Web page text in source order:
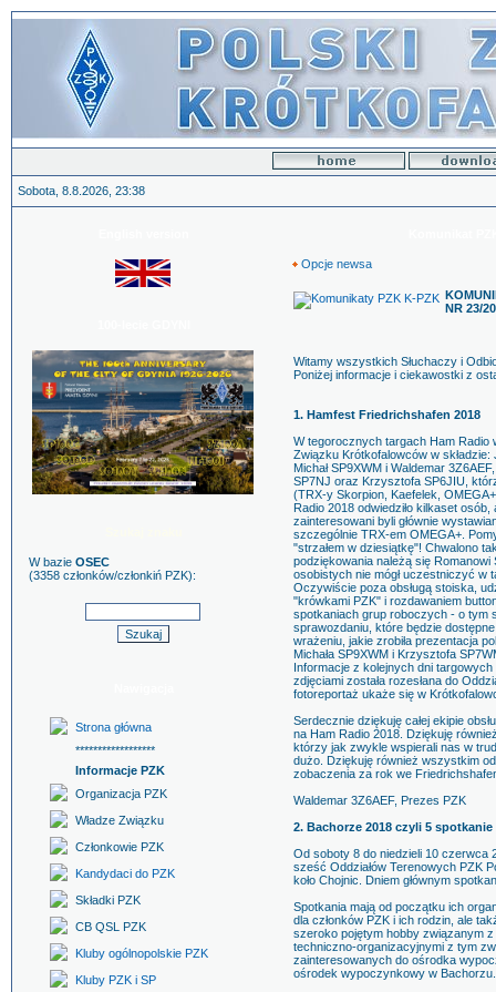
Sobota, 8.8.2026, 23:38
W bazie OSEC
(3358 członków/członkiń PZK):
Strona główna
******************
Informacje PZK
Organizacja PZK
Władze Związku
Członkowie PZK
Kandydaci do PZK
Składki PZK
CB QSL PZK
Kluby ogólnopolskie PZK
Kluby PZK i SP
Opcje newsa
NR 23/
Witamy wszystkich Słuchaczy i
Poniżej informacje i ciekawostki z
1. Hamfest Friedrichshafen 2018
W tegorocznych targach Ham Radio
Związku Krótkofalowców w
Michał SP9XWM i Waldemar
SP7NJ oraz Krzysztofa SP6JIU,
(TRX-y Skorpion, Kaefelek,
Radio 2018 odwiedziło kilkaset
zainteresowani byli głównie
szczególnie TRX-em OMEGA+.
"strzałem w dziesiątkę"! Chwalono
podziękowania należą się Romanowi
osobistych nie mógł uczestniczyć w
Oczywiście poza obsługą stoiska,
"krówkami PZK" i rozdawaniem
spotkaniach grup roboczych - o tym
sprawozdaniu, które będzie
wrażeniu, jakie zrobiła prezentacja
Michała SP9XWM i Krzysztofa
Informacje z kolejnych dni
zdjęciami została rozesłana do
fotoreportaż ukaże się w
Serdecznie dziękuję całej ekipie
na Ham Radio 2018. Dziękuję
którzy jak zwykle wspierali nas w
dużo. Dziękuję również wszystkim
zobaczenia za rok we
Waldemar 3Z6AEF, Prezes PZK
2. Bachorze 2018 czyli 5
Od soboty 8 do niedzieli 10 czerwca
sześć Oddziałów Terenowych PZK
koło Chojnic. Dniem głównym
Spotkania mają od początku ich
dla członków PZK i ich rodzin, ale
szeroko pojętym hobby związanym
techniczno-organizacyjnymi z tym
zainteresowanych do ośrodka
ośrodek wypoczynkowy w Bachorzu.